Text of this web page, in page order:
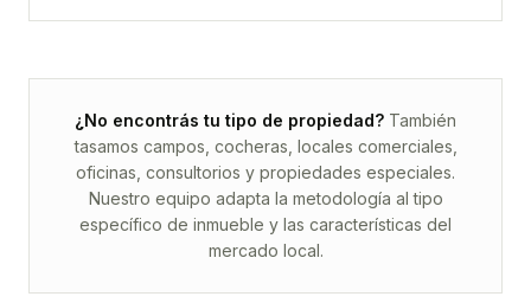
¿No encontrás tu tipo de propiedad? También
tasamos campos, cocheras, locales comerciales,
oficinas, consultorios y propiedades especiales.
Nuestro equipo adapta la metodología al tipo
específico de inmueble y las características del
mercado local.